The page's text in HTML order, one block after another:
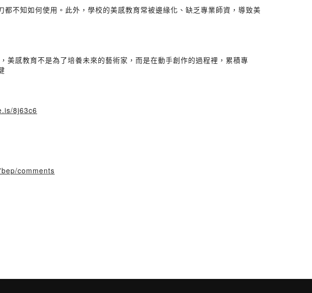
不知如何使用。此外，學校的美感教育常被邊緣化、缺乏專業師資，導致美
感教育不是為了培養未來的藝術家，而是在動手創作的過程裡，累積專
8j63c6
comments